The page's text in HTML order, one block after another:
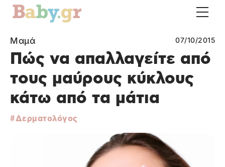
Μαμά 07/10/2015
Πώς να απαλλαγείτε από
τους μαύρους κύκλους
κάτω από τα μάτια
Δερματολόγος